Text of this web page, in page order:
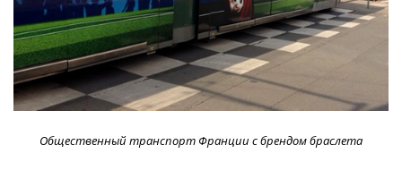
Общественный транспорт Франции с брендом браслета